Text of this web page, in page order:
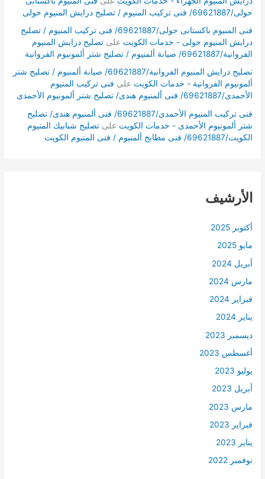
حولى/69621887/ فنى تركيب المنيوم / تصليح درايش المنيوم حولى
فنى المنيوم باكستانى حولى/69621887/ فنى تركيب المنيوم / تصليح
درايش المنيوم حولى - خدمات الكويت علىتصليح درايش المنيوم
الفروانية/69621887/ صيانة ألمنيوم / تصليح شتر ألمونيوم الفروانية
تصليح درايش المنيوم الفروانية/69621887/ صيانة ألمنيوم / تصليح شتر
ألمونيوم الفروانية - خدمات الكويت على فنى تركيب المنيوم
الأحمدى/69621887/ فنى ألمنيوم هندى/ تصليح شتر ألمونيوم الأحمدى
فنى تركيب المنيوم الأحمدى/69621887/ فنى ألمنيوم هندى/ تصليح
شتر ألمونيوم الأحمدى - خدمات الكويت علىتصليح شبابيك المنيوم
الكويت/69621887/ فنى مطابخ ألمنيوم / فنى المنيوم الكويت
الأرشيف
أكتوبر 2025
مايو 2025
أبريل 2024
مارس 2024
فبراير 2024
يناير 2024
ديسمبر 2023
أغسطس 2023
يوليو 2023
أبريل 2023
مارس 2023
فبراير 2023
يناير 2023
نوفمبر 2022